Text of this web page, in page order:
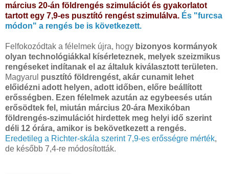
március 20-án földrengés szimulációt és gyakorlatot
tartott egy 7,9-es pusztító rengést szimulálva. És "furcsa
módon" a rengés be is következett.
Felfokozódtak a félelmek újra, hogy bizonyos kormányok
olyan technológiákkal kísérleteznek, melyek szeizmikus
rengéseket indítanak el az általuk kiválasztott területen.
Magyarul pusztító földrengést, akár cunamit lehet
előidézni adott helyen, adott időben, előre beállított
erősségben. Ezen félelmek azután az egybeesés után
erősödtek fel, miután március 20-ára Mexikóban
földrengés-szimulációt hirdettek meg helyi idő szerint
déli 12 órára, amikor is bekövetkezett a rengés.
Eredetileg a Richter-skála szerint 7,9-es erősségre mérték,
de később 7,4-re módosították.